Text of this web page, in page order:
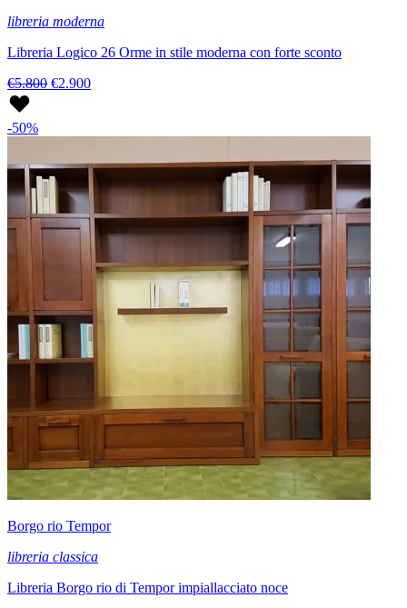
libreria moderna
Libreria Logico 26 Orme in stile moderna con forte sconto
€5.800 €2.900
-50%
Borgo rio Tempor
libreria classica
Libreria Borgo rio di Tempor impiallacciato noce